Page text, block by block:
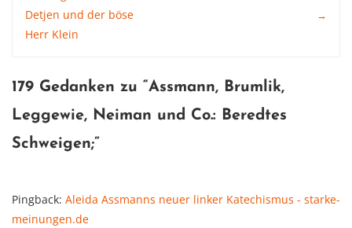
navigation
Detjen und der böse
Herr Klein
→
179 Gedanken zu “Assmann, Brumlik,
Leggewie, Neiman und Co.: Beredtes
Schweigen;”
Pingback: Aleida Assmanns neuer linker Katechismus - starke-
meinungen.de